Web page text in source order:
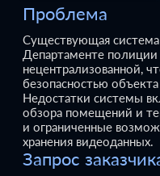
Проблема
Существующая
Департаменте полиции
нецентрализованной,
безопасностью
Недостатки системы
обзора помещений и
и ограниченные
хранения видеоданных.
Запрос